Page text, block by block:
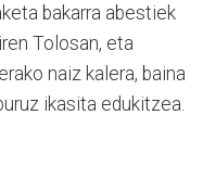
bakarra abestiek
Tolosan, eta
naiz kalera, baina
ikasita edukitzea.